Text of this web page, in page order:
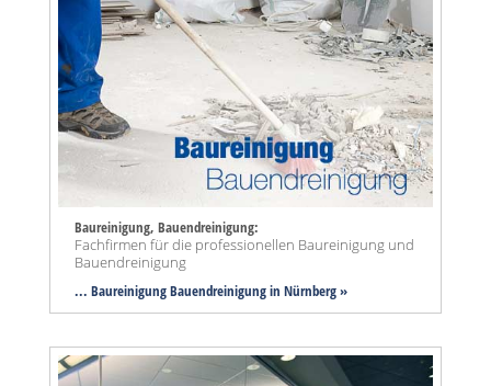
Baureinigung, Bauendreinigung:
Fachfirmen für die professionellen Baureinigung und
Bauendreinigung
... Baureinigung Bauendreinigung in Nürnberg »